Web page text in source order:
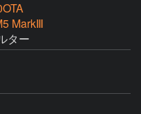
MarkⅢ
ター